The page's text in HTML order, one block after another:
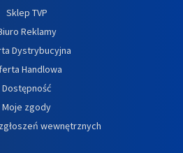
Sklep TVP
Reklamy
Dystrybucyjna
Handlowa
Dostępność
Moje zgody
wewnętrznych